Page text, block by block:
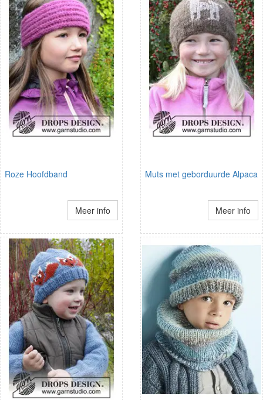
Roze Hoofdband
Meer info
Muts met geborduurde Alpaca
Meer info